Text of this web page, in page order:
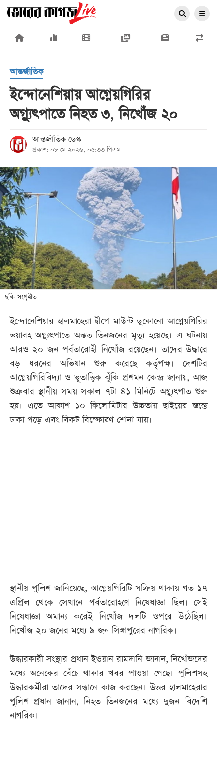
×
প্রচ্ছদ
জাতীয়
রাজনীতি
অর্থনীতি
আন্তর্জাতিক
সারাদেশ
খেলা
বিনোদন
লাইফ
স্টাইল
শিক্ষা
সব
বিভাগ
ছবি
ভিডিও
আন্তর্জাতিক
ইন্দোনেশিয়ায় আগ্নেয়গিরির
অগ্ন্যুৎপাতে নিহত ৩, নিখোঁজ ২০
আন্তর্জাতিক ডেস্ক
প্রকাশ: ০৮ মে ২০২৬, ০৫:৩৩ পিএম
ছবি- সংগৃহীত
ইন্দোনেশিয়ার হালমাহেরা দ্বীপে মাউন্ট ডুকোনো আগ্নেয়গিরির
ভয়াবহ অগ্ন্যুৎপাতে অন্তত তিনজনের মৃত্যু হয়েছে। এ ঘটনায়
আরও ২০ জন পর্বতারোহী নিখোঁজ রয়েছেন। তাদের উদ্ধারে
বড় ধরনের অভিযান শুরু করেছে কর্তৃপক্ষ। দেশটির
আগ্নেয়গিরিবিদ্যা ও ভূতাত্ত্বিক ঝুঁকি প্রশমন কেন্দ্র জানায়, আজ
শুক্রবার স্থানীয় সময় সকাল ৭টা ৪১ মিনিটে অগ্ন্যুৎপাত শুরু
হয়। এতে আকাশ ১০ কিলোমিটার উচ্চতায় ছাইয়ের স্তম্ভে
ঢাকা পড়ে এবং বিকট বিস্ফোরণ শোনা যায়।
স্থানীয় পুলিশ জানিয়েছে, আগ্নেয়গিরিটি সক্রিয় থাকায় গত ১৭
এপ্রিল থেকে সেখানে পর্বতারোহণে নিষেধাজ্ঞা ছিল। সেই
নিষেধাজ্ঞা অমান্য করেই নিখোঁজ দলটি ওপরে উঠেছিল।
নিখোঁজ ২০ জনের মধ্যে ৯ জন সিঙ্গাপুরের নাগরিক।
উদ্ধারকারী সংস্থার প্রধান ইওয়ান রামদানি জানান, নিখোঁজদের
মধ্যে অনেকের বেঁচে থাকার খবর পাওয়া গেছে। পুলিশসহ
উদ্ধারকর্মীরা তাদের সন্ধানে কাজ করছেন। উত্তর হালমাহেরার
পুলিশ প্রধান জানান, নিহত তিনজনের মধ্যে দুজন বিদেশি
নাগরিক।